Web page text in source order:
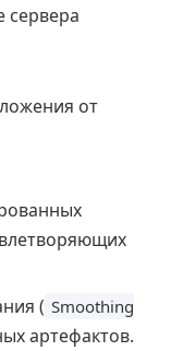
сервера
от
( Smoothing
артефактов.